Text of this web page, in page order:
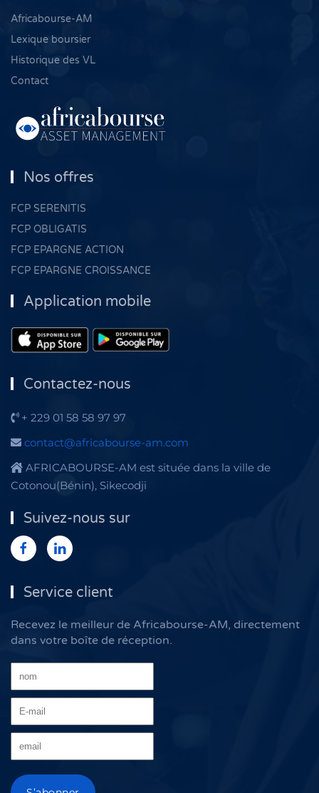
Africabourse-AM
Lexique boursier
Historique des VL
Contact
Nos offres
FCP SERENITIS
FCP OBLIGATIS
FCP EPARGNE ACTION
FCP EPARGNE CROISSANCE
Application mobile
Contactez-nous
+ 229 01 58 58 97 97
contact@africabourse-am.com
AFRICABOURSE-AM est située dans la ville de
Cotonou(Bénin), Sikecodji
Suivez-nous sur
Service client
Recevez le meilleur de Africabourse-AM, directement
dans votre boîte de réception.